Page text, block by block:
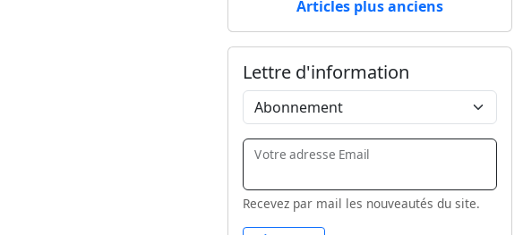
Articles plus anciens
Lettre d'information
Votre adresse Email
Recevez par mail les nouveautés du site.